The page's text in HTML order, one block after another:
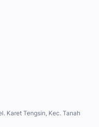
Karet Tengsin, Kec. Tanah